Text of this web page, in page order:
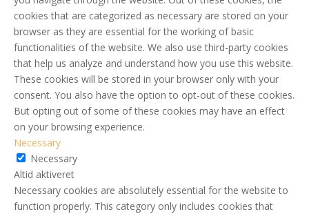
cookies that are categorized as necessary are stored on your
browser as they are essential for the working of basic
functionalities of the website. We also use third-party cookies
that help us analyze and understand how you use this website.
These cookies will be stored in your browser only with your
consent. You also have the option to opt-out of these cookies.
But opting out of some of these cookies may have an effect
on your browsing experience.
Necessary
Necessary
Altid aktiveret
Necessary cookies are absolutely essential for the website to
function properly. This category only includes cookies that